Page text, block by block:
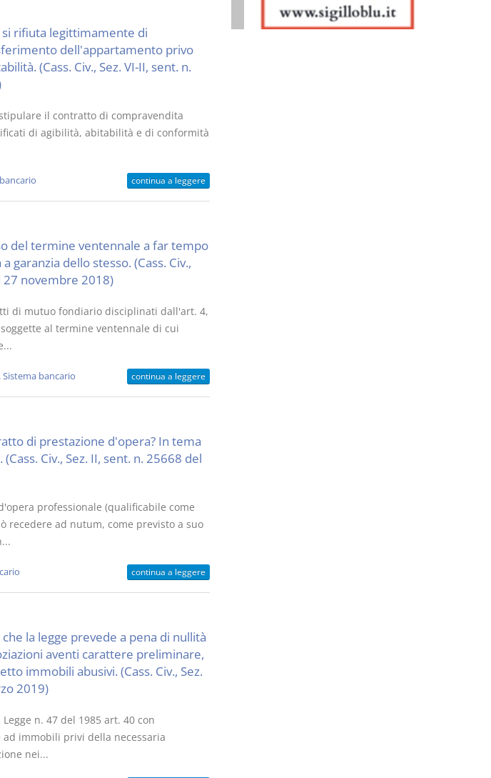
rifiuta legittimamente di
dell'appartamento privo
(Cass. Civ., Sez. VI-II, sent. n.
il contratto di compravendita
di agibilità, abitabilità e di conformità
continua a leggere
del termine ventennale a far tempo
garanzia dello stesso. (Cass. Civ.,
27 novembre 2018)
di mutuo fondiario disciplinati dall'art. 4,
al termine ventennale di cui
Sistema bancario continua a leggere
di prestazione d'opera? In tema
Civ., Sez. II, sent. n. 25668 del
professionale (qualificabile come
recedere ad nutum, come previsto a suo
continua a leggere
la legge prevede a pena di nullità
aventi carattere preliminare,
immobili abusivi. (Cass. Civ., Sez.
2019)
n. 47 del 1985 art. 40 con
immobili privi della necessaria
nei...